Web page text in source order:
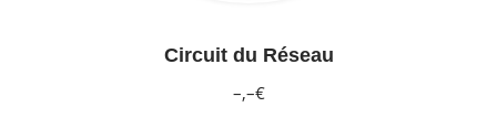
Circuit du Réseau
–,–€